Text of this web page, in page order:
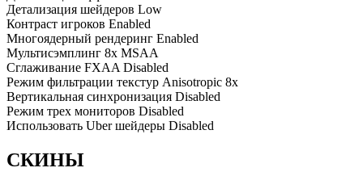
Детализация шейдеров Low
Контраст игроков Enabled
Многоядерный рендеринг Enabled
Мультисэмплинг 8x MSAA
Сглаживание FXAA Disabled
Режим фильтрации текстур Anisotropic 8x
Вертикальная синхронизация Disabled
Режим трех мониторов Disabled
Использовать Uber шейдеры Disabled
СКИНЫ